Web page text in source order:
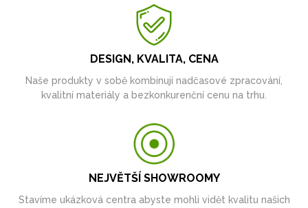
DESIGN, KVALITA, CENA
Naše produkty v sobě kombinují nadčasové zpracování,
kvalitní materiály a bezkonkurenční cenu na trhu.
NEJVĚTŠÍ SHOWROOMY
Stavíme ukázková centra abyste mohli vidět kvalitu našich